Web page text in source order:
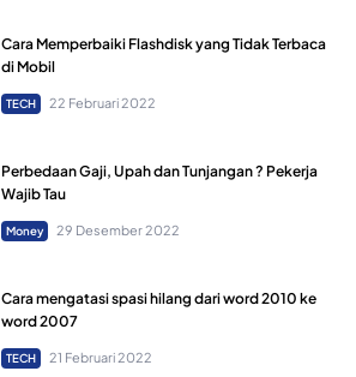
Cara Memperbaiki Flashdisk yang Tidak Terbaca
di Mobil
TECH 22 Februari 2022
Perbedaan Gaji, Upah dan Tunjangan ? Pekerja
Wajib Tau
Money 29 Desember 2022
Cara mengatasi spasi hilang dari word 2010 ke
word 2007
TECH 21 Februari 2022